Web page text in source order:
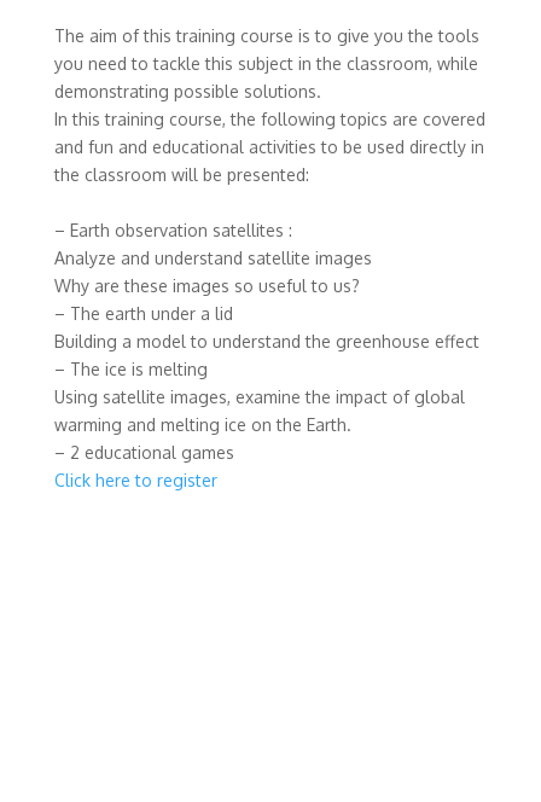
The aim of this training course is to give you the tools
you need to tackle this subject in the classroom, while
demonstrating possible solutions.
In this training course, the following topics are covered
and fun and educational activities to be used directly in
the classroom will be presented:
– Earth observation satellites :
Analyze and understand satellite images
Why are these images so useful to us?
– The earth under a lid
Building a model to understand the greenhouse effect
– The ice is melting
Using satellite images, examine the impact of global
warming and melting ice on the Earth.
– 2 educational games
Click here to register